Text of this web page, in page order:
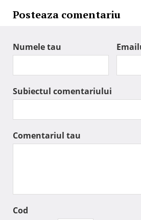
Posteaza comentariu
Numele tau
Subiectul comentariului
Comentariul tau
Cod